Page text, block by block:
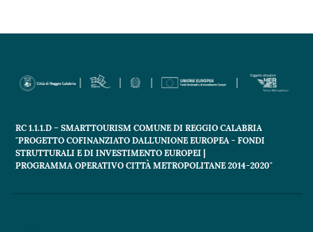
RC 1.1.1.D – SMARTTOURISM COMUNE DI REGGIO CALABRIA
"PROGETTO COFINANZIATO DALL'UNIONE EUROPEA - FONDI
STRUTTURALI E DI INVESTIMENTO EUROPEI |
PROGRAMMA OPERATIVO CITTÀ METROPOLITANE 2014-2020"